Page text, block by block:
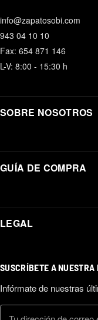
info@zapatosobi.com
943 04 10 10
Fax: 654 871 146
L-V: 8:00 - 15:30 h
SOBRE NOSOTROS
GUÍA DE COMPRA
LEGAL
SUSCRÍBETE A
Infórmate de nuestras